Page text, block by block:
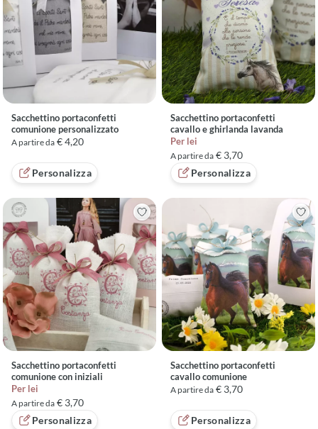
Sacchettino portaconfetti
comunione personalizzato
A partire da € 4,20
Personalizza
Sacchettino portaconfetti
cavallo e ghirlanda lavanda
Per lei
A partire da € 3,70
Personalizza
Sacchettino portaconfetti
comunione con iniziali
Per lei
A partire da € 3,70
Personalizza
Sacchettino portaconfetti
cavallo comunione
A partire da € 3,70
Personalizza